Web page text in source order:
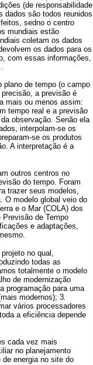
(de responsabilidade
dados são todos reunidos
sedno o centro
mundiais estão
coletam os dados
os dados para os
com essas informações,
plano de tempo (o campo
a previsão é
mais ou menos assim:
tempo real e a previsão
observação. Senão ela
interpolam-se os
se os produtos
A interpretação é a
outros centros no
do tempo. Foram
trazer seus modelos,
O modelo global veio do
e o Mar (COLA) dos
Previsão de Tempo
e adaptações,
no qual,
todas as
totalmente o modelo
de modernização
programação para uma
modernos); 3.
vários processadores
a eficiência depende
cada vez mais
no planejamento
energia no site do